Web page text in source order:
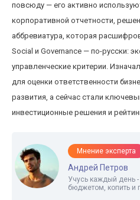
повсюду — его активно
корпоративной отчетности,
аббревиатура, которая
Social и Governance — по-русски:
управленческие критерии.
для оценки ответственности
развития, а сейчас стали
инвестиционные решения и
Мнение эксперта
Андрей Петров
Учусь каждый день -
бюджетом, копить и